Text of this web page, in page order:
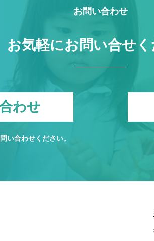
お問い合わせ
お気軽にお問い合せ
わせ
い合わせください。